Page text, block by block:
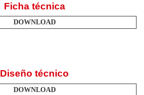
Ficha técnica
DOWNLOAD
Diseño técnico
DOWNLOAD